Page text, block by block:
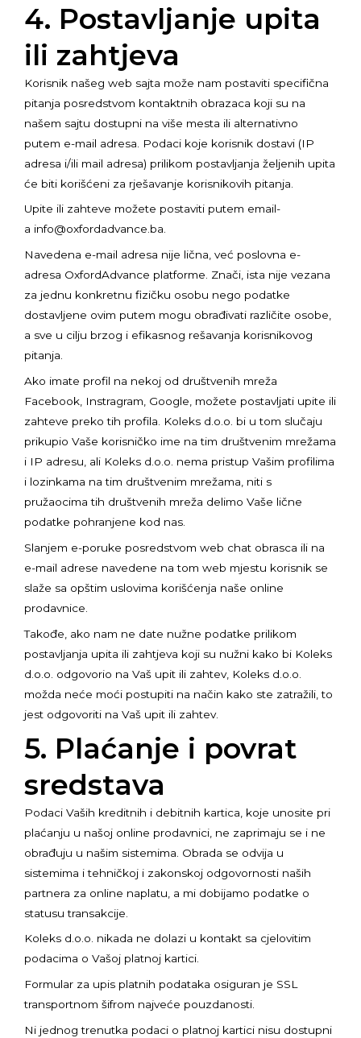
4. Postavljanje upita
ili zahtjeva
Korisnik našeg web sajta može nam postaviti specifična
pitanja posredstvom kontaktnih obrazaca koji su na
našem sajtu dostupni na više mesta ili alternativno
putem e-mail adresa. Podaci koje korisnik dostavi (IP
adresa i/ili mail adresa) prilikom postavljanja željenih upita
će biti korišćeni za rješavanje korisnikovih pitanja.
Upite ili zahteve možete postaviti putem email-
a info@oxfordadvance.ba.
Navedena e-mail adresa nije lična, već poslovna e-
adresa OxfordAdvance platforme. Znači, ista nije vezana
za jednu konkretnu fizičku osobu nego podatke
dostavljene ovim putem mogu obrađivati različite osobe,
a sve u cilju brzog i efikasnog rešavanja korisnikovog
pitanja.
Ako imate profil na nekoj od društvenih mreža
Facebook, Instragram, Google, možete postavljati upite ili
zahteve preko tih profila. Koleks d.o.o. bi u tom slučaju
prikupio Vaše korisničko ime na tim društvenim mrežama
i IP adresu, ali Koleks d.o.o. nema pristup Vašim profilima
i lozinkama na tim društvenim mrežama, niti s
pružaocima tih društvenih mreža delimo Vaše lične
podatke pohranjene kod nas.
Slanjem e-poruke posredstvom web chat obrasca ili na
e-mail adrese navedene na tom web mjestu korisnik se
slaže sa opštim uslovima korišćenja naše online
prodavnice.
Takođe, ako nam ne date nužne podatke prilikom
postavljanja upita ili zahtjeva koji su nužni kako bi Koleks
d.o.o. odgovorio na Vaš upit ili zahtev, Koleks d.o.o.
možda neće moći postupiti na način kako ste zatražili, to
jest odgovoriti na Vaš upit ili zahtev.
5. Plaćanje i povrat
sredstava
Podaci Vaših kreditnih i debitnih kartica, koje unosite pri
plaćanju u našoj online prodavnici, ne zaprimaju se i ne
obrađuju u našim sistemima. Obrada se odvija u
sistemima i tehničkoj i zakonskoj odgovornosti naših
partnera za online naplatu, a mi dobijamo podatke o
statusu transakcije.
Koleks d.o.o. nikada ne dolazi u kontakt sa cjelovitim
podacima o Vašoj platnoj kartici.
Formular za upis platnih podataka osiguran je SSL
transportnom šifrom najveće pouzdanosti.
Ni jednog trenutka podaci o platnoj kartici nisu dostupni